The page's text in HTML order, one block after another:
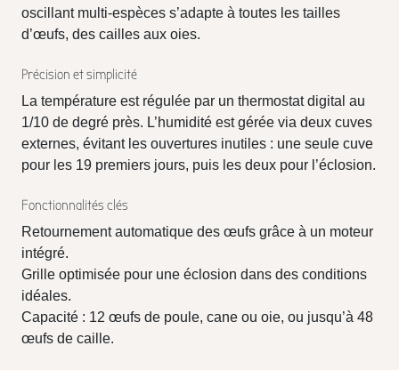
oscillant multi-espèces s’adapte à toutes les tailles
d’œufs, des cailles aux oies.
Précision et simplicité
La température est régulée par un thermostat digital au
1/10 de degré près. L’humidité est gérée via deux cuves
externes, évitant les ouvertures inutiles : une seule cuve
pour les 19 premiers jours, puis les deux pour l’éclosion.
Fonctionnalités clés
Retournement automatique des œufs grâce à un moteur
intégré.
Grille optimisée pour une éclosion dans des conditions
idéales.
Capacité : 12 œufs de poule, cane ou oie, ou jusqu’à 48
œufs de caille.